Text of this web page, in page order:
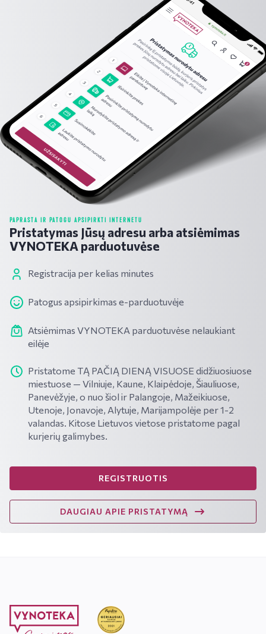
PAPRASTA IR PATOGU APSIPIRKTI INTERNETU
Pristatymas Jūsų adresu arba atsiėmimas
VYNOTEKA parduotuvėse
Registracija per kelias minutes
Patogus apsipirkimas e-parduotuvėje
Atsiėmimas VYNOTEKA parduotuvėse nelaukiant
eilėje
Pristatome TĄ PAČIĄ DIENĄ VISUOSE didžiuosiuose
miestuose — Vilniuje, Kaune, Klaipėdoje, Šiauliuose,
Panevėžyje, o nuo šiol ir Palangoje, Mažeikiuose,
Utenoje, Jonavoje, Alytuje, Marijampolėje per 1-2
valandas. Kitose Lietuvos vietose pristatome pagal
kurjerių galimybes.
REGISTRUOTIS
DAUGIAU APIE PRISTATYMĄ